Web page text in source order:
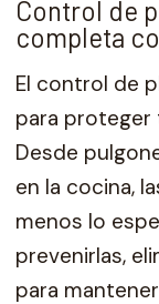
Control de
completa
El control de
para proteger
Desde
en la cocina,
menos lo
prevenirlas,
para